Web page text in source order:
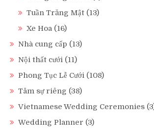
Tuần Trăng Mật (13)
Xe Hoa (16)
Nhà cung cấp (13)
Nội thất cưới (11)
Phong Tục Lễ Cưới (108)
Tâm sự riêng (38)
Vietnamese Wedding Ceremonies
Wedding Planner (3)